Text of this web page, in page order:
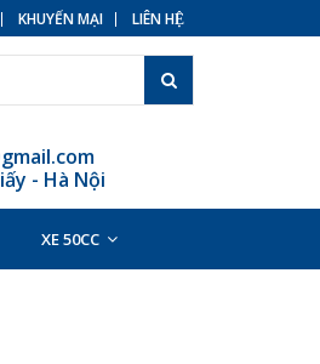
KHUYẾN MẠI LIÊN HỆ
- Hà Nội
XE 50CC